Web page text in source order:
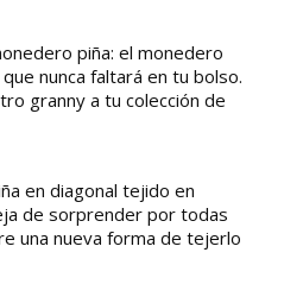
piña: el monedero
nunca faltará en tu bolso.
granny a tu colección de
en diagonal tejido en
de sorprender por todas
una nueva forma de tejerlo